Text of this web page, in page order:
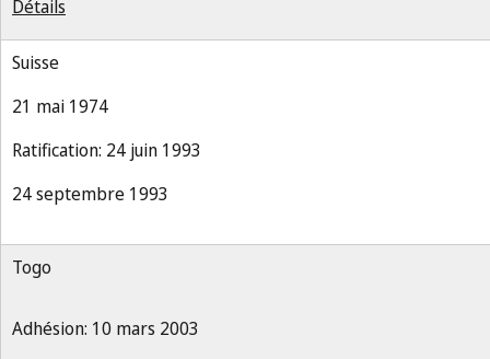
Détails
Suisse
21 mai 1974
Ratification: 24 juin 1993
24 septembre 1993
Togo
Adhésion: 10 mars 2003